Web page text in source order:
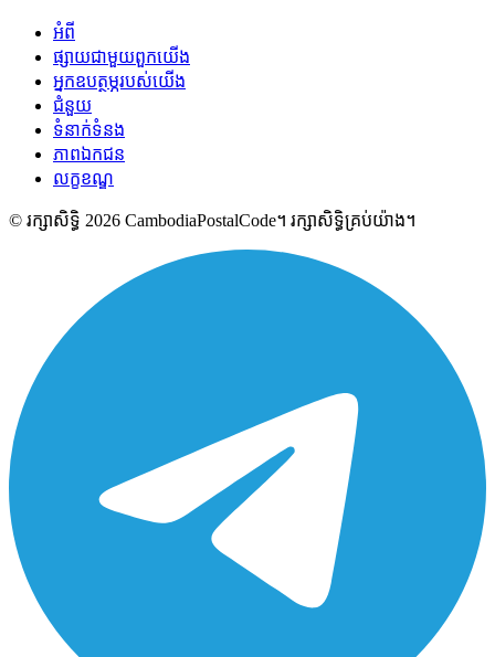
អំពី
ផ្សាយជាមួយពួកយើង
អ្នកឧបត្ថម្ភរបស់យើង
ជំនួយ
ទំនាក់ទំនង
ភាពឯកជន
លក្ខខណ្ឌ
© រក្សាសិទ្ធិ 2026 CambodiaPostalCode។ រក្សាសិទ្ធិគ្រប់យ៉ាង។